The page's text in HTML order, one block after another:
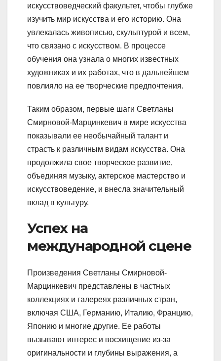
искусствоведческий факультет, чтобы глубже
изучить мир искусства и его историю. Она
увлекалась живописью, скульптурой и всем,
что связано с искусством. В процессе
обучения она узнала о многих известных
художниках и их работах, что в дальнейшем
повлияло на ее творческие предпочтения.
Таким образом, первые шаги Светланы
Смирновой-Марцинкевич в мире искусства
показывали ее необычайный талант и
страсть к различным видам искусства. Она
продолжила свое творческое развитие,
объединяя музыку, актерское мастерство и
искусствоведение, и внесла значительный
вклад в культуру.
Успех на
международной сцене
Произведения Светланы Смирновой-
Марцинкевич представлены в частных
коллекциях и галереях различных стран,
включая США, Германию, Италию, Францию,
Японию и многие другие. Ее работы
вызывают интерес и восхищение из-за
оригинальности и глубины выражения, а